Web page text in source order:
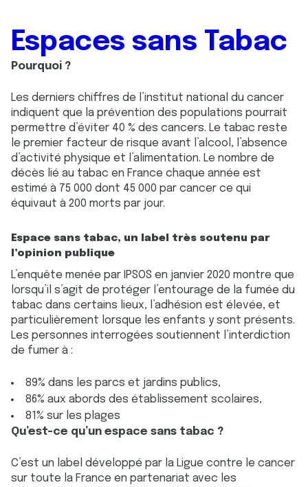
Espaces sans Tabac
Pourquoi ?
Les derniers chiffres de l’institut national du cancer
indiquent que la prévention des populations pourrait
permettre d’éviter 40 % des cancers. Le tabac reste
le premier facteur de risque avant l’alcool, l’absence
d’activité physique et l’alimentation. Le nombre de
décès lié au tabac en France chaque année est
estimé à 75 000 dont 45 000 par cancer ce qui
équivaut à 200 morts par jour.
Espace sans tabac, un label très soutenu par
l’opinion publique
L’enquête menée par IPSOS en janvier 2020 montre que
lorsqu’il s’agit de protéger l’entourage de la fumée du
tabac dans certains lieux, l’adhésion est élevée, et
particulièrement lorsque les enfants y sont présents.
Les personnes interrogées soutiennent l’interdiction
de fumer à :
89% dans les parcs et jardins publics,
86% aux abords des établissement scolaires,
81% sur les plages
Qu’est-ce qu’un espace sans tabac ?
C’est un label développé par la Ligue contre le cancer
sur toute la France en partenariat avec les